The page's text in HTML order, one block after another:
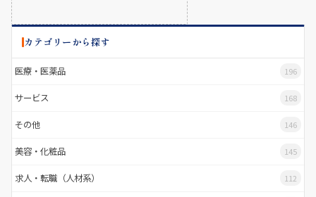
カテゴリーから探す
医療・医薬品 196
サービス 168
その他 146
美容・化粧品 145
求人・転職（人材系） 112